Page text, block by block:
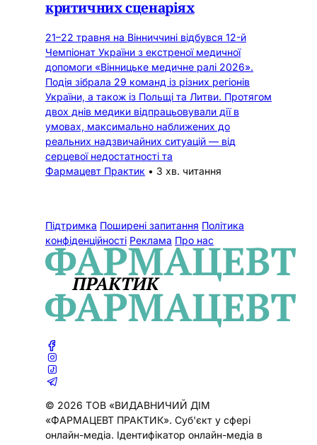
критичних сценаріях
21–22 травня на Вінниччині відбувся 12-й
Чемпіонат України з екстреної медичної
допомоги «Вінницьке медичне ралі 2026».
Подія зібрала 29 команд із різних регіонів
України, а також із Польщі та Литви. Протягом
двох днів медики відпрацьовували дії в
умовах, максимально наближених до
реальних надзвичайних ситуацій — від
серцевої недостатності та
Фармацевт Практик • 3 хв. читання
Підтримка Поширені запитання Політика
конфіденційності Реклама Про нас
© 2026 ТОВ «ВИДАВНИЧИЙ ДІМ
«ФАРМАЦЕВТ ПРАКТИК». Cуб'єкт у сфері
онлайн-медіа. Ідентифікатор онлайн-медіа в